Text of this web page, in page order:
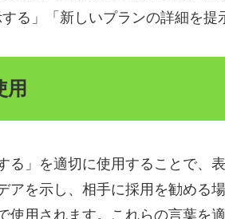
る」「新しいプランの詳細を提
用
る」を適切に使用することで、
アを示し、相手に採用を勧める
使用されます。これらの言葉を